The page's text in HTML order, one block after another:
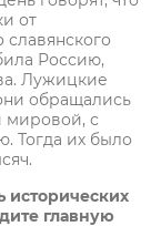
от
славянского
Россию,
Лужицкие
обращались
мировой, с
Тогда их было
исторических
главную